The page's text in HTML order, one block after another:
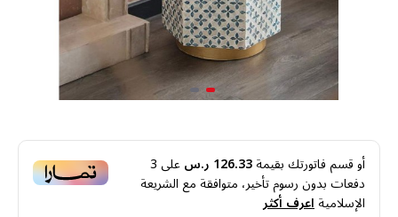
أو قسم فاتورتك بقيمة126.33 ر.س على3
دفعات بدون رسوم تأخير، متوافقة مع الشريعة
الإسلاميةاعرف أكثر